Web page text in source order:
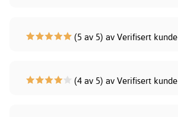
(5 av 5) av Verifisert kunde
(4 av 5) av Verifisert kunde